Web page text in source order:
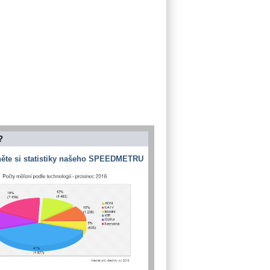
si statistiky našeho SPEEDMETRU